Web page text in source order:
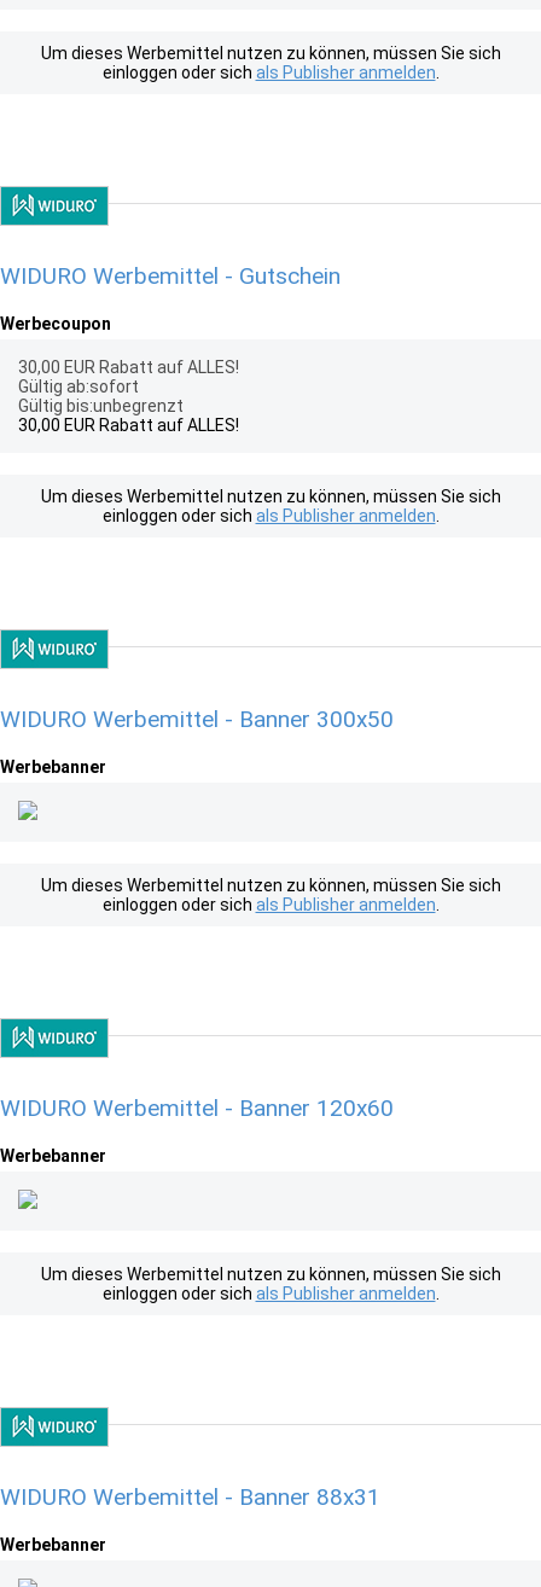
Um dieses Werbemittel nutzen zu können, müssen Sie sich
einloggen oder sich als Publisher anmelden
WIDURO Werbemittel - Gutschein
Werbecoupon
30,00 EUR Rabatt auf ALLES!
Gültig ab:sofort
Gültig bis:unbegrenzt
30,00 EUR Rabatt auf ALLES!
Um dieses Werbemittel nutzen zu können, müssen Sie sich
einloggen oder sich als Publisher anmelden
WIDURO Werbemittel - Banner 300x50
Werbebanner
Um dieses Werbemittel nutzen zu können, müssen Sie sich
einloggen oder sich als Publisher anmelden
WIDURO Werbemittel - Banner 120x60
Werbebanner
Um dieses Werbemittel nutzen zu können, müssen Sie sich
einloggen oder sich als Publisher anmelden
WIDURO Werbemittel - Banner 88x31
Werbebanner